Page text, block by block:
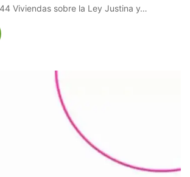
Viviendas sobre la Ley Justina y…